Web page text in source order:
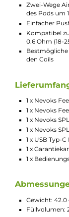
deinem
leicht
Aroma.
Durch
offeneren
lassen sich
sodass du
Liquid
Modernes
Kompakt